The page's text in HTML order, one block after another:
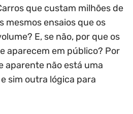
que custam milhões de
mesmos ensaios que os
E, se não, por que os
aparecem em público? Por
aparente não está uma
sim outra lógica para